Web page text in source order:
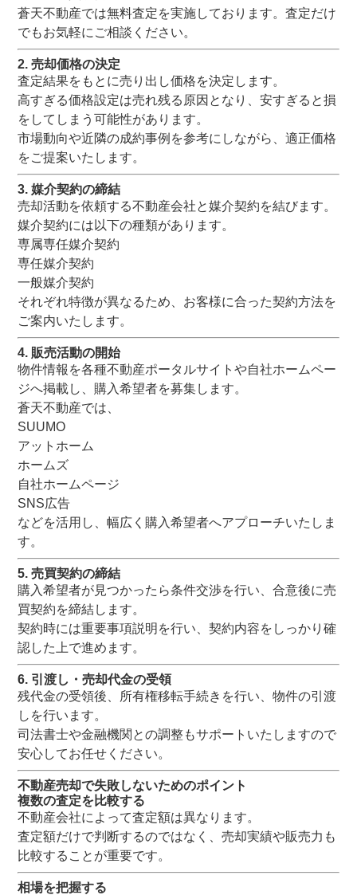
蒼天不動産では無料査定を実施しております。査定だけ
でもお気軽にご相談ください。
2. 売却価格の決定
査定結果をもとに売り出し価格を決定します。
高すぎる価格設定は売れ残る原因となり、安すぎると損
をしてしまう可能性があります。
市場動向や近隣の成約事例を参考にしながら、適正価格
をご提案いたします。
3. 媒介契約の締結
売却活動を依頼する不動産会社と媒介契約を結びます。
媒介契約には以下の種類があります。
専属専任媒介契約
専任媒介契約
一般媒介契約
それぞれ特徴が異なるため、お客様に合った契約方法を
ご案内いたします。
4. 販売活動の開始
物件情報を各種不動産ポータルサイトや自社ホームペー
ジへ掲載し、購入希望者を募集します。
蒼天不動産では、
SUUMO
アットホーム
ホームズ
自社ホームページ
SNS広告
などを活用し、幅広く購入希望者へアプローチいたしま
す。
5. 売買契約の締結
購入希望者が見つかったら条件交渉を行い、合意後に売
買契約を締結します。
契約時には重要事項説明を行い、契約内容をしっかり確
認した上で進めます。
6. 引渡し・売却代金の受領
残代金の受領後、所有権移転手続きを行い、物件の引渡
しを行います。
司法書士や金融機関との調整もサポートいたしますので
安心してお任せください。
不動産売却で失敗しないためのポイント
複数の査定を比較する
不動産会社によって査定額は異なります。
査定額だけで判断するのではなく、売却実績や販売力も
比較することが重要です。
相場を把握する